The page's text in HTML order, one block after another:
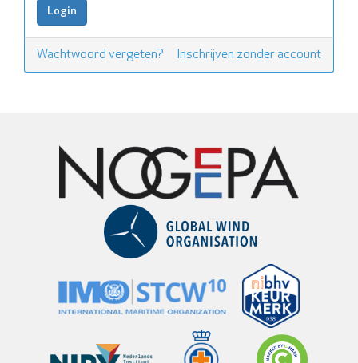
Wachtwoord vergeten? Inschrijven zonder account